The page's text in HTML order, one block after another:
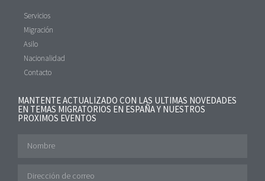
Servicios
Migración
Asilo
Nacionalidad
Contacto
MANTENTE ACTUALIZADO CON LAS ULTIMAS NOVEDADES
EN TEMAS MIGRATORIOS EN ESPAÑA Y NUESTROS
PROXIMOS EVENTOS